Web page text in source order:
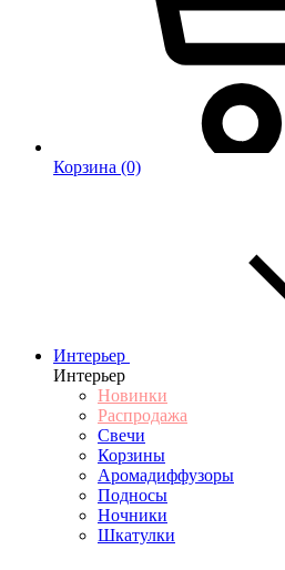
Корзина (0)
Интерьер
Интерьер
Новинки
Распродажа
Свечи
Корзины
Аромадиффузоры
Подносы
Ночники
Шкатулки